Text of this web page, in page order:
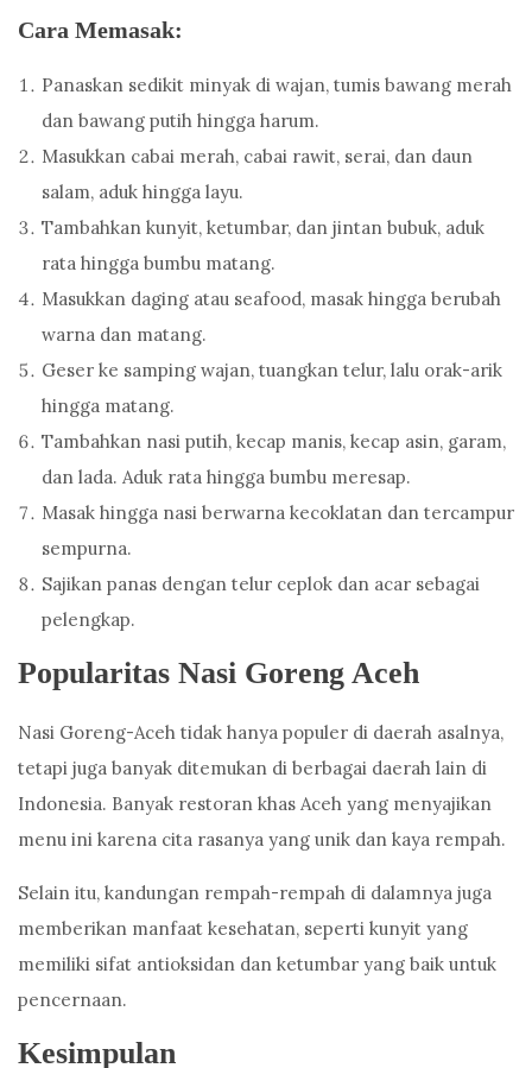
Cara Memasak:
Panaskan sedikit minyak di wajan, tumis bawang merah
dan bawang putih hingga harum.
Masukkan cabai merah, cabai rawit, serai, dan daun
salam, aduk hingga layu.
Tambahkan kunyit, ketumbar, dan jintan bubuk, aduk
rata hingga bumbu matang.
Masukkan daging atau seafood, masak hingga berubah
warna dan matang.
Geser ke samping wajan, tuangkan telur, lalu orak-arik
hingga matang.
Tambahkan nasi putih, kecap manis, kecap asin, garam,
dan lada. Aduk rata hingga bumbu meresap.
Masak hingga nasi berwarna kecoklatan dan tercampur
sempurna.
Sajikan panas dengan telur ceplok dan acar sebagai
pelengkap.
Popularitas Nasi Goreng Aceh
Nasi Goreng-Aceh tidak hanya populer di daerah asalnya,
tetapi juga banyak ditemukan di berbagai daerah lain di
Indonesia. Banyak restoran khas Aceh yang menyajikan
menu ini karena cita rasanya yang unik dan kaya rempah.
Selain itu, kandungan rempah-rempah di dalamnya juga
memberikan manfaat kesehatan, seperti kunyit yang
memiliki sifat antioksidan dan ketumbar yang baik untuk
pencernaan.
Kesimpulan